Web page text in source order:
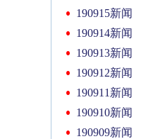
190915新闻
190914新闻
190913新闻
190912新闻
190911新闻
190910新闻
190909新闻